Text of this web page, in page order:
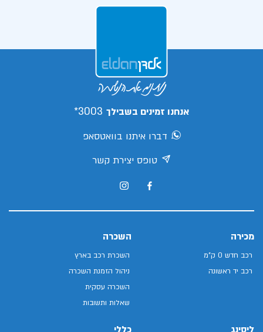
אנחנו זמינים בשבילך 3003*
דברו איתנו בוואטסאפ
טופס יצירת קשר
מכירה
רכב חדש 0 ק"מ
רכב יד ראשונה
השכרה
השכרת רכב בארץ
ניהול הזמנת השכרה
השכרה עסקית
שאלות ותשובות
ליסינג כללי